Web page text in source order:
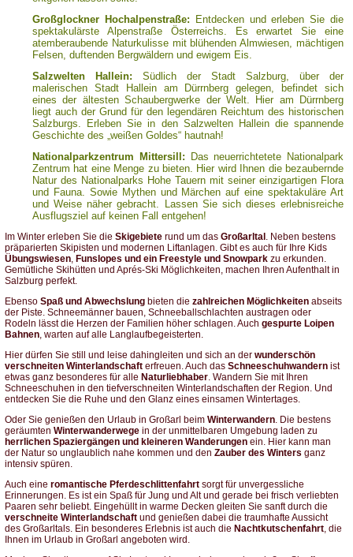
Großglockner Hochalpenstraße:
Entdecken und erleben Sie die
spektakulärste Alpenstraße Österreichs. Es erwartet Sie eine
atemberaubende Naturkulisse mit blühenden Almwiesen, mächtigen
Felsen, duftenden Bergwäldern und ewigem Eis.
Salzwelten Hallein: Südlich der Stadt Salzburg, über der
malerischen Stadt Hallein am Dürrnberg gelegen, befindet sich
eines der ältesten Schaubergwerke der Welt. Hier am Dürrnberg
liegt auch der Grund für den legendären Reichtum des historischen
Salzburgs. Erleben Sie in den Salzwelten Hallein die spannende
Geschichte des „weißen Goldes“ hautnah!
Nationalparkzentrum Mittersill:
Das neuerrichtetete Nationalpark
Zentrum hat eine Menge zu bieten. Hier wird Ihnen die bezaubernde
Natur des Nationalparks Hohe Tauern mit seiner einzigartigen Flora
und Fauna. Sowie Mythen und Märchen auf eine spektakuläre Art
und Weise näher gebracht. Lassen Sie sich dieses erlebnisreiche
Ausflugsziel auf keinen Fall entgehen!
Im Winter erleben Sie die Skigebiete rund um das Großarltal . Neben bestens
präparierten Skipisten und modernen Liftanlagen. Gibt es auch für Ihre Kids
Übungswiesen, Funslopes und ein Freestyle und Snowpark zu erkunden.
Gemütliche Skihütten und Aprés-Ski Möglichkeiten, machen Ihren Aufenthalt in
Salzburg perfekt.
Ebenso Spaß und Abwechslung bieten die zahlreichen Möglichkeiten abseits
der Piste. Schneemänner bauen, Schneeballschlachten austragen oder
Rodeln lässt die Herzen der Familien höher schlagen. Auch gespurte Loipen
Bahnen, warten auf alle Langlaufbegeisterten.
Hier dürfen Sie still und leise dahingleiten und sich an der wunderschön
verschneiten Winterlandschaft erfreuen. Auch das Schneeschuhwandern ist
etwas ganz besonderes für alle Naturliebhaber. Wandern Sie mit Ihren
Schneeschuhen in den tiefverschneiten Winterlandschaften der Region. Und
entdecken Sie die Ruhe und den Glanz eines einsamen Wintertages.
Oder Sie genießen den Urlaub in Großarl beim Winterwandern. Die bestens
geräumten Winterwanderwege in der unmittelbaren Umgebung laden zu
herrlichen Spaziergängen und kleineren Wanderungen ein. Hier kann man
der Natur so unglaublich nahe kommen und den Zauber des Winters ganz
intensiv spüren.
Auch eine romantische Pferdeschlittenfahrt sorgt für unvergessliche
Erinnerungen. Es ist ein Spaß für Jung und Alt und gerade bei frisch verliebten
Paaren sehr beliebt. Eingehüllt in warme Decken gleiten Sie sanft durch die
verschneite Winterlandschaft und genießen dabei die traumhafte Aussicht
des Großarltals. Ein besonderes Erlebnis ist auch die Nachtkutschenfahrt, die
Ihnen im Urlaub in Großarl angeboten wird.